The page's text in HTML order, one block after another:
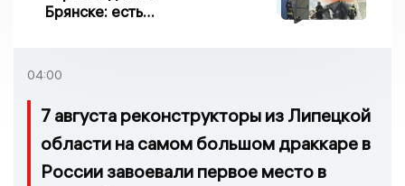
Брянске: есть
04:00
7 августа реконструкторы из Липецкой
области на самом большом драккаре в
России завоевали первое место в